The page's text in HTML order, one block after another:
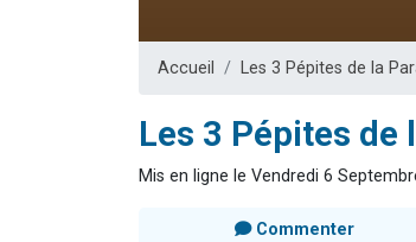
Accueil Les 3 Pépites de la
Les 3 Pépites de
Mis en ligne le Vendredi 6
Commenter